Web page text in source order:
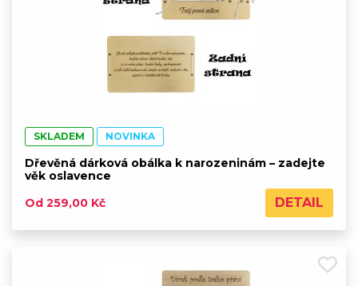
SKLADEM NOVINKA
Dřevěná dárková obálka k narozeninám – zadejte
věk oslavence
Od 259,00 Kč
DETAIL